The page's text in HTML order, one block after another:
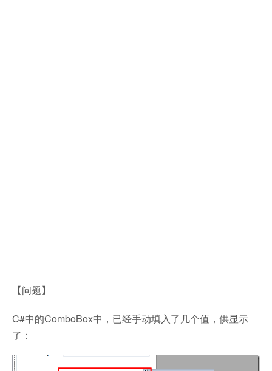
【问题】
C#中的ComboBox中，已经手动填入了几个值，供显示
了：